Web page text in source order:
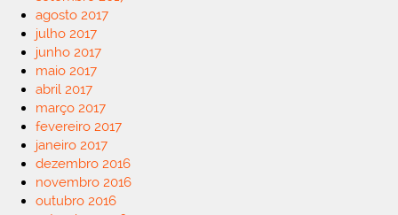
agosto 2017
julho 2017
junho 2017
maio 2017
abril 2017
março 2017
fevereiro 2017
janeiro 2017
dezembro 2016
novembro 2016
outubro 2016